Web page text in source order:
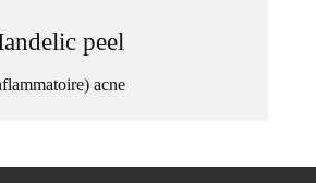
peel
acne